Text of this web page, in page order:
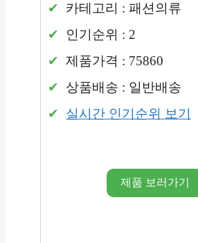
카테고리 : 패션의류
인기순위 : 2
제품가격 : 75860
상품배송 : 일반배송
실시간 인기순위 보기
제품 보러가기